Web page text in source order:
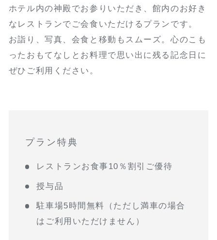
ホテル内の神殿でお参りいただき、館内のお好き
なレストランでご会食いただけるプランです。
お詣り、写真、会食と移動もスムーズ。心のこも
ったおもてなしとお料理で思い出に残る記念日に
ぜひご利用ください。
プラン特典
レストランお食事10％割引ご優待
授与品
駐車場5時間無料（ただし満車の場合
はご利用いただけません）